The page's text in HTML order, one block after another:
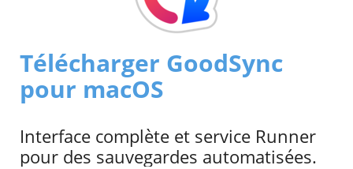
Télécharger GoodSync
pour macOS
Interface complète et service Runner
pour des sauvegardes automatisées.